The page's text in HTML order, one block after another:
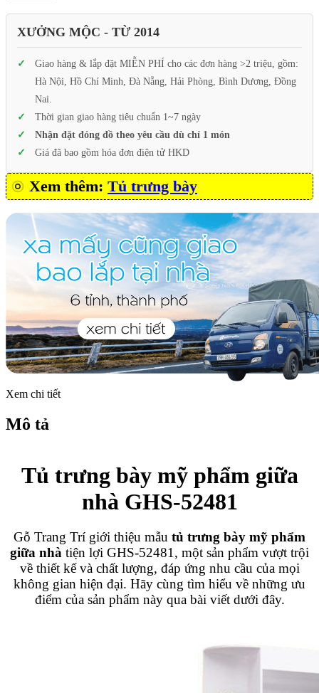
XƯỞNG MỘC - TỪ 2014
Giao hàng & lắp đặt MIỄN PHÍ cho các đơn hàng >2 triệu, gồm:
Hà Nội, Hồ Chí Minh, Đà Nẵng, Hải Phòng, Bình Dương, Đồng
Nai.
Thời gian giao hàng tiêu chuẩn 1~7 ngày
Nhận đặt đóng đồ theo yêu cầu dù chỉ 1 món
Giá đã bao gồm hóa đơn điện tử HKD
Xem thêm: Tủ trưng bày
Xem chi tiết
Mô tả
Tủ trưng bày mỹ phẩm giữa
nhà GHS-52481
Gỗ Trang Trí giới thiệu mẫu tủ trưng bày mỹ phẩm
giữa nhà tiện lợi GHS-52481, một sản phẩm vượt trội
về thiết kế và chất lượng, đáp ứng nhu cầu của mọi
không gian hiện đại. Hãy cùng tìm hiểu về những ưu
điểm của sản phẩm này qua bài viết dưới đây.